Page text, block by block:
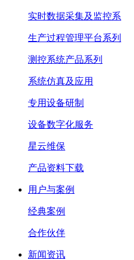
实时数据采集及监控系
生产过程管理平台系列
测控系统产品系列
系统仿真及应用
专用设备研制
设备数字化服务
星云维保
产品资料下载
用户与案例
经典案例
合作伙伴
新闻资讯